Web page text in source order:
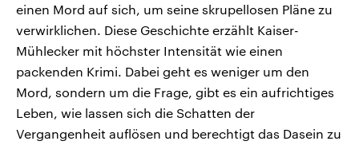
einen Mord auf sich, um seine skrupellosen Pläne zu
verwirklichen. Diese Geschichte erzählt Kaiser-
Mühlecker mit höchster Intensität wie einen
packenden Krimi. Dabei geht es weniger um den
Mord, sondern um die Frage, gibt es ein aufrichtiges
Leben, wie lassen sich die Schatten der
Vergangenheit auflösen und berechtigt das Dasein zu